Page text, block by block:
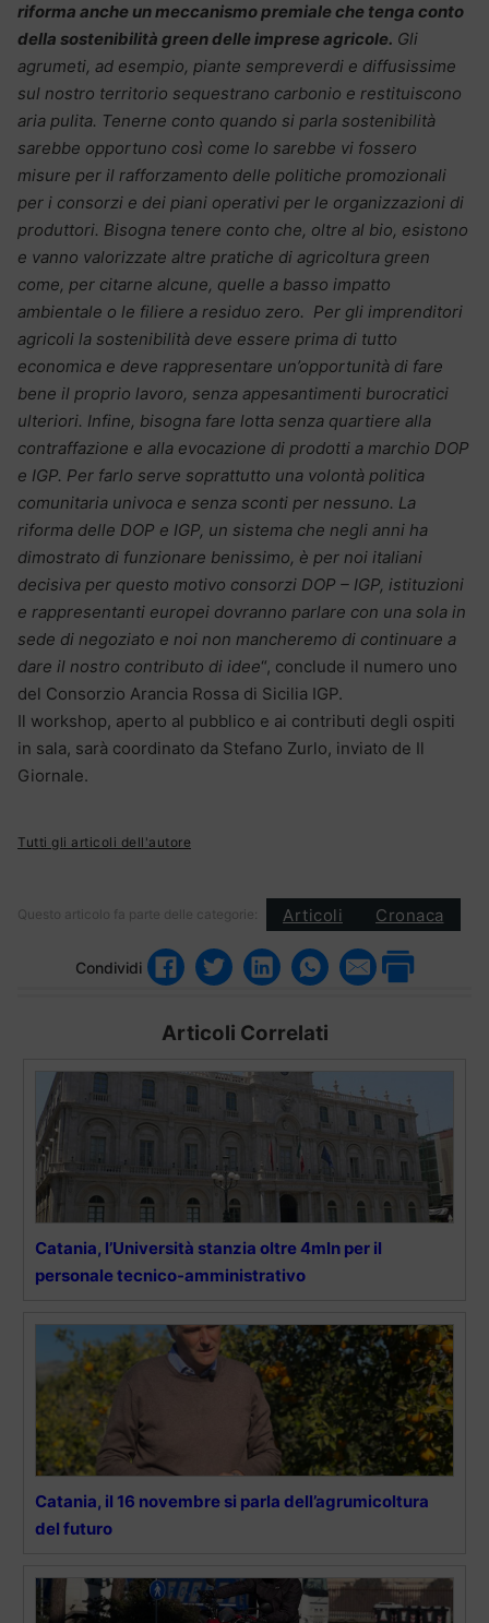
riforma anche un meccanismo premiale che tenga conto
della sostenibilità green delle imprese agricole. Gli
agrumeti, ad esempio, piante sempreverdi e diffusissime
sul nostro territorio sequestrano carbonio e restituiscono
aria pulita. Tenerne conto quando si parla sostenibilità
sarebbe opportuno così come lo sarebbe vi fossero
misure per il rafforzamento delle politiche promozionali
per i consorzi e dei piani operativi per le organizzazioni di
produttori. Bisogna tenere conto che, oltre al bio, esistono
e vanno valorizzate altre pratiche di agricoltura green
come, per citarne alcune, quelle a basso impatto
ambientale o le filiere a residuo zero. Per gli imprenditori
agricoli la sostenibilità deve essere prima di tutto
economica e deve rappresentare un’opportunità di fare
bene il proprio lavoro, senza appesantimenti burocratici
ulteriori. Infine, bisogna fare lotta senza quartiere alla
contraffazione e alla evocazione di prodotti a marchio DOP
e IGP. Per farlo serve soprattutto una volontà politica
comunitaria univoca e senza sconti per nessuno. La
riforma delle DOP e IGP, un sistema che negli anni ha
dimostrato di funzionare benissimo, è per noi italiani
decisiva per questo motivo consorzi DOP – IGP, istituzioni
e rappresentanti europei dovranno parlare con una sola in
sede di negoziato e noi non mancheremo di continuare a
dare il nostro contributo di idee“, conclude il numero uno
del Consorzio Arancia Rossa di Sicilia IGP.
Il workshop, aperto al pubblico e ai contributi degli ospiti
in sala, sarà coordinato da Stefano Zurlo, inviato de Il
Giornale.
Tutti gli articoli dell'autore
Questo articolo fa parte delle categorie: Articoli Cronaca
Condividi
Articoli Correlati
Catania, l’Università stanzia oltre 4mln per il
personale tecnico-amministrativo
Catania, il 16 novembre si parla dell’agrumicoltura
del futuro